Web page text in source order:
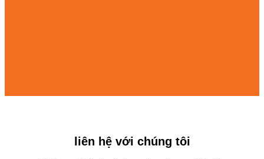
liên hệ với chúng tôi